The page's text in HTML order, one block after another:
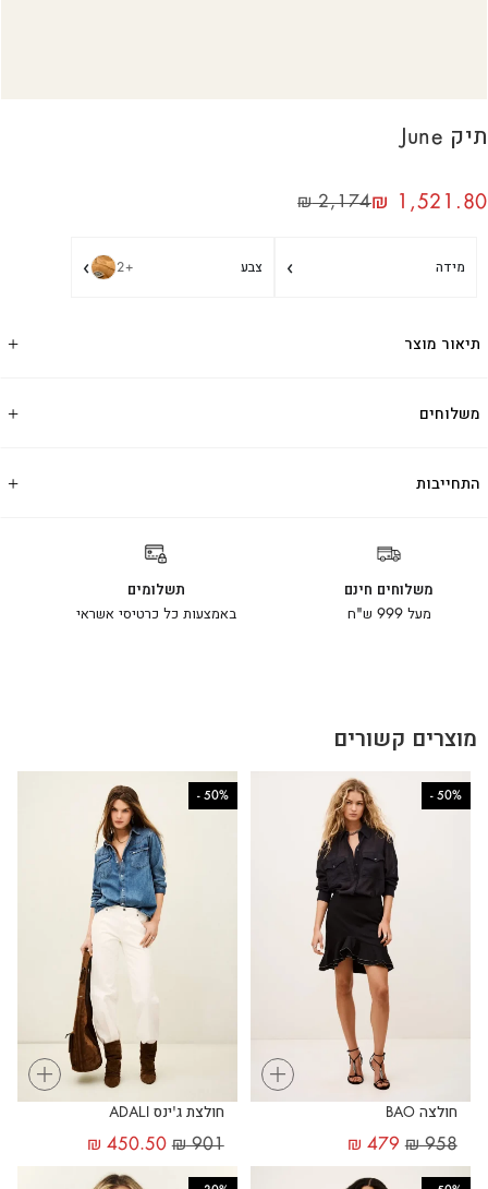
תיק June
₪2,174₪ 1,521.80
מידה › צבע +2
›
תיאור מוצר
משלוחים
התחייבות
משלוחים חינם
מעל 999 ש"ח
תשלומים
באמצעות כל כרטיסי אשראי
מוצרים קשורים
+
50%
-
חולצה BAO
₪958
₪ 479
+
50%
-
חולצת ג'ינס ADALI
₪901
₪ 450.50